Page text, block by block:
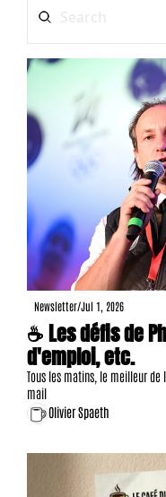
Newsletter/Jul 1, 2026
☕ Les défis de
d'emploi, etc.
Tous les matins, le meilleur
mail
Olivier Spaeth